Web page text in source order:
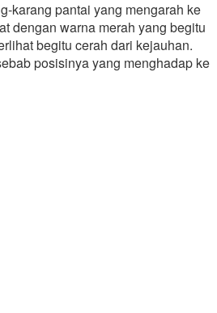
karang pantai yang mengarah ke
dengan warna merah yang begitu
begitu cerah dari kejauhan.
posisinya yang menghadap ke